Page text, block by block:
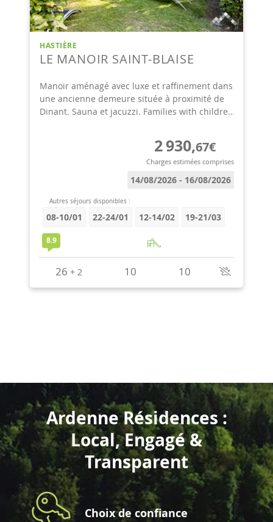
Ardenne Résidences :
Local, Engagé &
Transparent
Choix de confiance